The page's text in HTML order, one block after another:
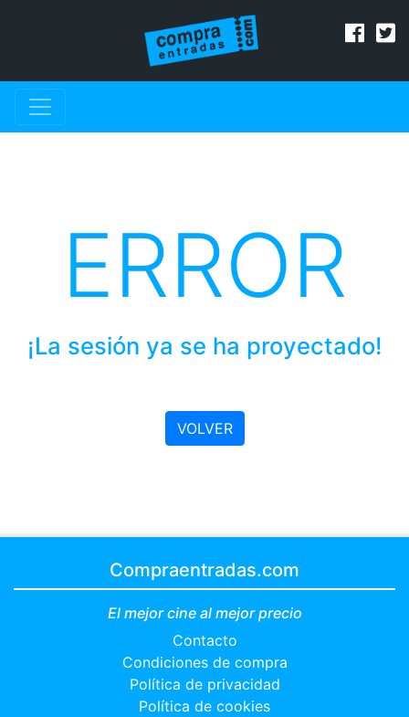
ERROR
¡La sesión ya se ha proyectado!
VOLVER
Compraentradas.com
El mejor cine al mejor precio
Contacto
Condiciones de compra
Política de privacidad
Política de cookies